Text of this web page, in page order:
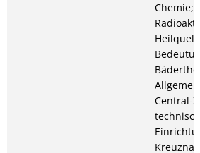
Chemie;
Central-